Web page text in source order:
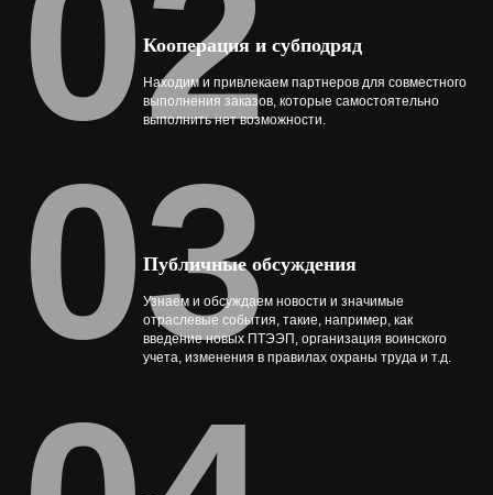
Кооперация и субподряд
Находим и привлекаем партнеров для совместного
выполнения заказов, которые самостоятельно
выполнить нет возможности.
Публичные обсуждения
Узнаем и обсуждаем новости и значимые
отраслевые события, такие, например, как
введение новых ПТЭЭП, организация воинского
учета, изменения в правилах охраны труда и т.д.
03